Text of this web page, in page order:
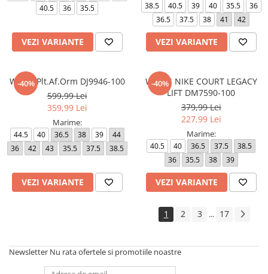
40.5
36 35.5
VEZI VARIANTE
38.5 40.5 39 40 35.5
36
36.5
37.5 38 41 42
VEZI VARIANTE
-40%
W AF1 Plt.Af.Orm DJ9946-100
599,99 Lei
359,99 Lei
Marime:
44.5 40 36.5 38 39
44
36
42 43 35.5 37.5 38.5
VEZI VARIANTE
-40%
WMNS NIKE COURT LEGACY
LIFT DM7590-100
379,99 Lei
227,99 Lei
Marime:
40.5 40 36.5 37.5
38.5
36
35.5 38 39
VEZI VARIANTE
1 2 3 ... 17
Newsletter Nu rata ofertele si promotiile noastre